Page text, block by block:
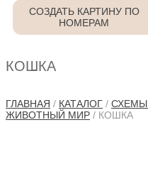
СОЗДАТЬ КАРТИНУ ПО
НОМЕРАМ
КОШКА
ГЛАВНАЯ / КАТАЛОГ / СХЕМЫ
ЖИВОТНЫЙ МИР / КОШКА